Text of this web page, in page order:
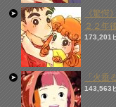
《驚愕
２２年
173,201
「火垂
143,563